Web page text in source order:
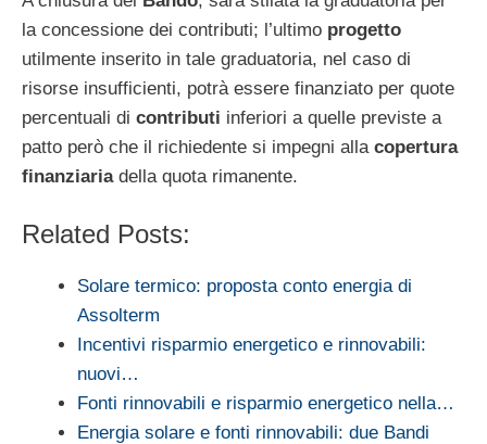
la concessione dei contributi; l’ultimo progetto
utilmente inserito in tale graduatoria, nel caso di
risorse insufficienti, potrà essere finanziato per quote
percentuali di contributi inferiori a quelle previste a
patto però che il richiedente si impegni alla copertura
finanziariadella quota rimanente.
Related Posts:
Solare termico: proposta conto energia di
Assolterm
Incentivi risparmio energetico e rinnovabili:
nuovi…
Fonti rinnovabili e risparmio energetico nella…
Energia solare e fonti rinnovabili: due Bandi